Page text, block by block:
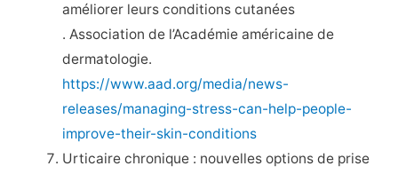
améliorer leurs conditions cutanées
. Association de l’Académie américaine de
dermatologie.
https://www.aad.org/media/news-
releases/managing-stress-can-help-people-
improve-their-skin-conditions
Urticaire chronique : nouvelles options de prise